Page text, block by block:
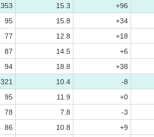
353 15.3 +96
95 15.8 +34
77 12.8 +18
87 14.5 +6
94 18.8 +38
321 10.4 -8
95 11.9 +0
78 7.8 -3
86 10.8 +9